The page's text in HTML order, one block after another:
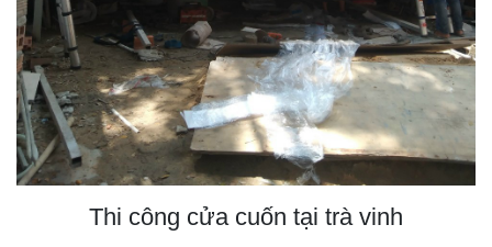
Thi công cửa cuốn tại trà vinh